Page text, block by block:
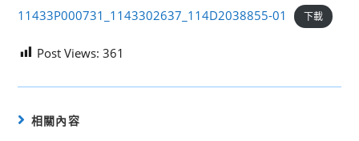
11433P000731_1143302637_114D2038855-01 下載
Post Views: 361
相關內容